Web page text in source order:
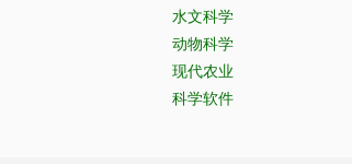
水文科学
动物科学
现代农业
科学软件